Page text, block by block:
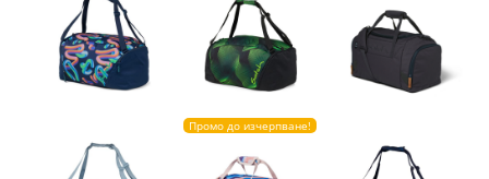
Промо до изчерпване!